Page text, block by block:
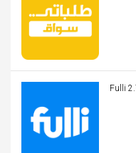
Fulli